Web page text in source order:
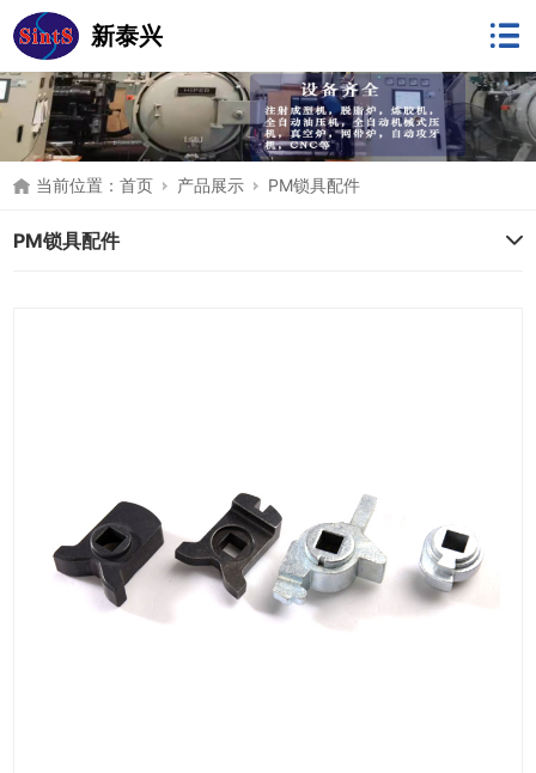
新泰兴
当前位置：首页 产品展示 PM锁具配件
PM锁具配件